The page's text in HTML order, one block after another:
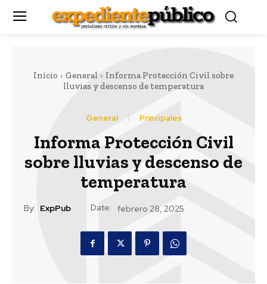
Inicio General
Informa Protección Civil sobre
lluvias y descenso de temperatura
General Principales
Informa Protección Civil
sobre lluvias y descenso de
temperatura
By: ExpPub Date: febrero 28, 2025